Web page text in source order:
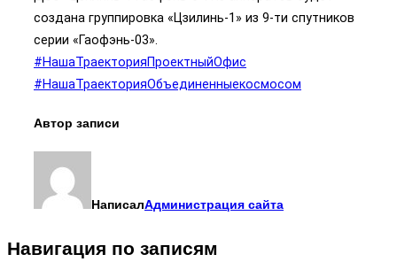
создана группировка «Цзилинь-1» из 9-ти спутников
серии «Гаофэнь-03».
#НашаТраекторияПроектныйОфис
#НашаТраекторияОбъединенныекосмосом
Автор записи
НаписалАдминистрация сайта
Навигация по записям